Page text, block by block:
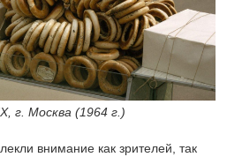
г. Москва (1964 г.)
внимание как зрителей, так